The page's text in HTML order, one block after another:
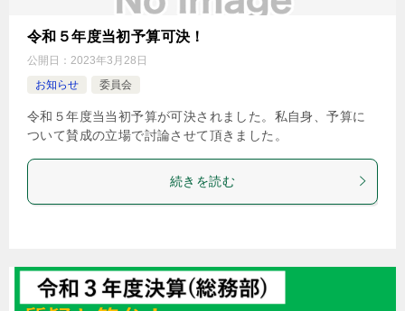
令和５年度当初予算可決！
公開日： 2023年3月28日
お知らせ
委員会
令和５年度当当初予算が可決されました。私自身、予算に
ついて賛成の立場で討論させて頂きました。
続きを読む